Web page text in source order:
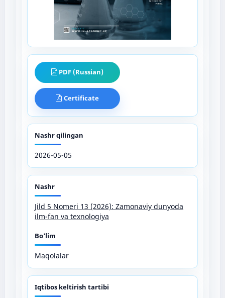
PDF (Russian)
Certificate
Nashr qilingan
2026-05-05
Nashr
Jild 5 Nomeri 13 (2026): Zamonaviy dunyoda
ilm-fan va texnologiya
Bo'lim
Maqolalar
Iqtibos keltirish tartibi